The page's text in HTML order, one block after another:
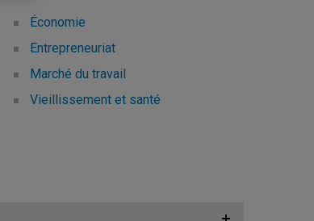
Économie
Entrepreneuriat
Marché du travail
Vieillissement et santé